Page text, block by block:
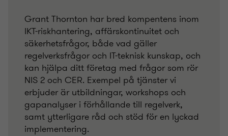
Grant Thornton har bred kompentens inom
IKT-riskhantering, affärskontinuitet och
säkerhetsfrågor, både vad gäller
regelverksfrågor och IT-teknisk kunskap, och
kan hjälpa ditt företag med frågor som rör
NIS 2 och CER. Exempel på tjänster vi
erbjuder är utbildningar, workshops och
gapanalyser i förhållande till regelverk,
samt ytterligare råd och stöd för en lyckad
implementering.